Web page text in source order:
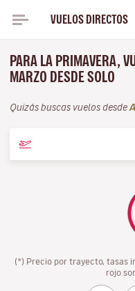
VUELOS DIRECTOS
PARA LA PRIMAVERA,
MARZO DESDE SOLO
Quizás buscas vuelos desde
(*) Precio por trayecto, tasas
rojo